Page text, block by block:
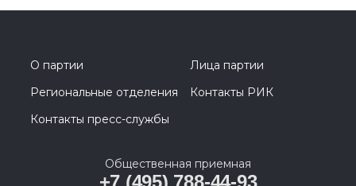
О партии
Лица партии
Региональные отделения
Контакты РИК
Контакты пресс-службы
Общественная приемная
+7 (495) 788-44-93